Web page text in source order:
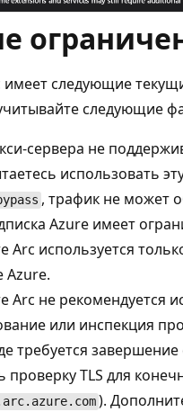
следующие
следующие
сервера не
использовать
, трафик не может
Azure имеет
Arc используется
Azure.
не рекомендуется
или инспекция
требуется
проверку TLS для
).